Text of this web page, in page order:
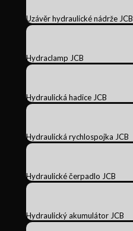
Uzávěr hydraulické nádrže JCB
Hydraclamp JCB
Hydraulická hadice JCB
Hydraulická rychlospojka JCB
Hydraulické čerpadlo JCB
Hydraulický akumulátor JCB